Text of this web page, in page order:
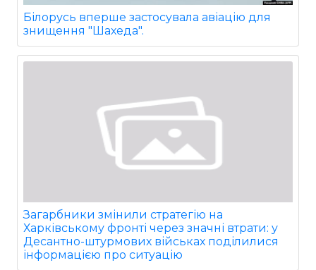
Білорусь вперше застосувала авіацію для
знищення "Шахеда".
Загарбники змінили стратегію на
Харківському фронті через значні втрати: у
Десантно-штурмових військах поділилися
інформацією про ситуацію